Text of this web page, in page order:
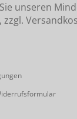
unseren
zzgl.